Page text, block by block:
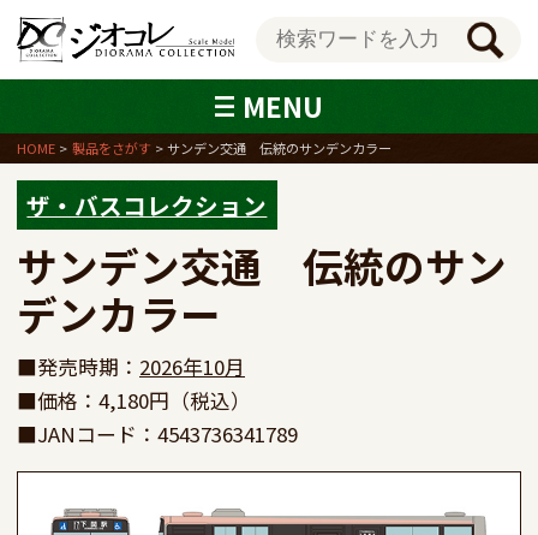
MENU
HOME 製品をさがす サンデン交通 伝統のサンデンカラー
ザ・バスコレクション
サンデン交通　伝統のサン
デンカラー
■発売時期： 2026年10月
■価格：4,180円（税込）
■JANコード：4543736341789